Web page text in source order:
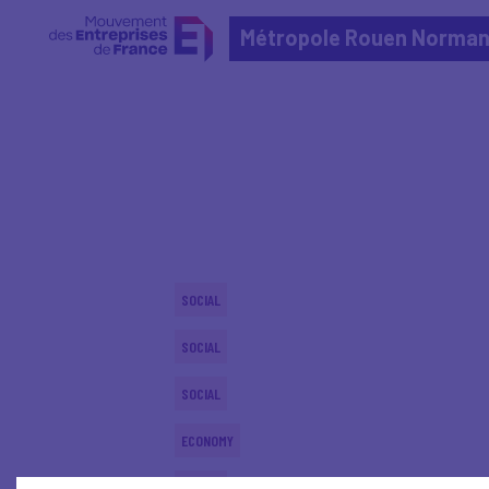
Métropole Rouen
SOCIAL
SOCIAL
SOCIAL
ECONOMY